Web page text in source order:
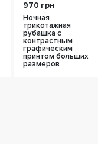
970 грн
Ночная
трикотажная
рубашка с
контрастным
графическим
принтом больших
размеров